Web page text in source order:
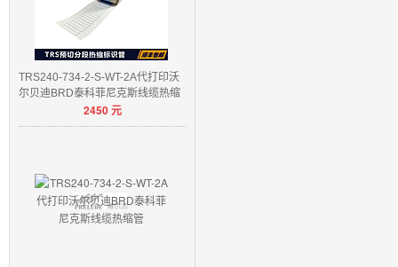
TRS240-734-2-S-WT-2A代打印沃
尔贝迪BRD泰科菲尼克斯线缆热缩
2450元